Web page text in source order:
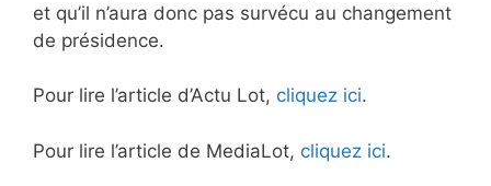
et qu’il n’aura donc pas survécu au changement
de présidence.
Pour lire l’article d’Actu Lot, cliquez ici.
Pour lire l’article de MediaLot, cliquez ici.